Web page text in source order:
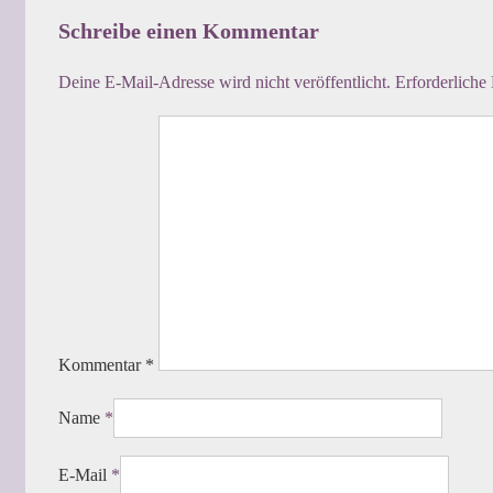
Schreibe einen Kommentar
Deine E-Mail-Adresse wird nicht veröffentlicht. Erforderliche
Kommentar *
Name *
E-Mail *